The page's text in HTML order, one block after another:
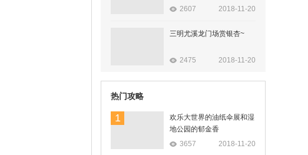
2607 2018-11-20
三明尤溪龙门场赏银杏~
2475 2018-11-20
热门攻略
1
欢乐大世界的油纸伞展和湿
地公园的郁金香
3657
2018-11-20